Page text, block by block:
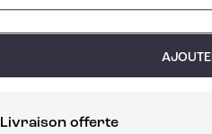
Livraison offerte